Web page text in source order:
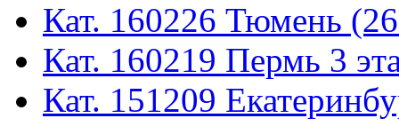
Кат. 160226 Тюмень
Кат. 160219 Пермь 3
Кат. 151209